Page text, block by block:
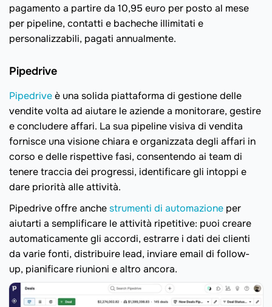
pagamento a partire da 10,95 euro per posto al mese
per pipeline, contatti e bacheche illimitati e
personalizzabili, pagati annualmente.
Pipedrive
Pipedriveè una solida piattaforma di gestione delle
vendite volta ad aiutare le aziende a monitorare, gestire
e concludere affari. La sua pipeline visiva di vendita
fornisce una visione chiara e organizzata degli affari in
corso e delle rispettive fasi, consentendo ai team di
tenere traccia dei progressi, identificare gli intoppi e
dare priorità alle attività.
Pipedrive offre anchestrumenti di automazione per
aiutarti a semplificare le attività ripetitive: puoi creare
automaticamente gli accordi, estrarre i dati dei clienti
da varie fonti, distribuire lead, inviare email di follow-
up, pianificare riunioni e altro ancora.